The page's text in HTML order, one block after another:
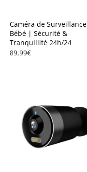
Caméra de Surveillance
Bébé | Sécurité &
Tranquillité 24h/24
89,99€